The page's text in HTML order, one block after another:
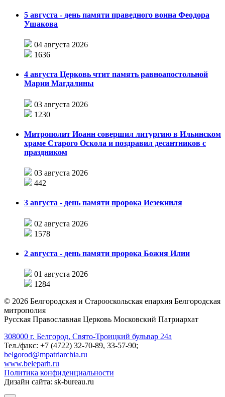
5 августа - день памяти праведного воина Феодора
Ушакова
04 августа 2026
1636
4 августа Церковь чтит память равноапостольной
Марии Магдалины
03 августа 2026
1230
Митрополит Иоанн совершил литургию в Ильинском
храме Старого Оскола и поздравил десантников с
праздником
03 августа 2026
442
3 августа - день памяти пророка Иезекииля
02 августа 2026
1578
2 августа - день памяти пророка Божия Илии
01 августа 2026
1284
© 2026 Белгородская и Старооскольская епархия Белгородская
митрополия
Русская Православная Церковь Московский Патриархат
308000 г. Белгород, Свято-Троицкий бульвар 24а
Тел./факс: +7 (4722) 32-70-89, 33-57-90;
belgorod@mpatriarchia.ru
www.beleparh.ru
Политика конфиденциальности
Дизайн сайта: sk-bureau.ru